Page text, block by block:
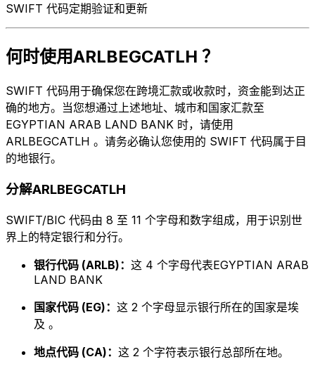
SWIFT 代码定期验证和更新
何时使用ARLBEGCATLH ？
SWIFT 代码用于确保您在跨境汇款或收款时，资金能到达正
确的地方。当您想通过上述地址、城市和国家汇款至
EGYPTIAN ARAB LAND BANK 时，请使用
ARLBEGCATLH 。请务必确认您使用的 SWIFT 代码属于目
的地银行。
分解ARLBEGCATLH
SWIFT/BIC 代码由 8 至 11 个字母和数字组成，用于识别世
界上的特定银行和分行。
银行代码 (ARLB)： 这 4 个字母代表EGYPTIAN ARAB
LAND BANK
国家代码 (EG)： 这 2 个字母显示银行所在的国家是埃
及 。
地点代码 (CA)： 这 2 个字符表示银行总部所在地。